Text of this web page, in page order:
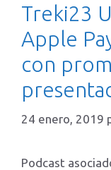
Treki23
Apple
con
24 enero, 2019
Podcast